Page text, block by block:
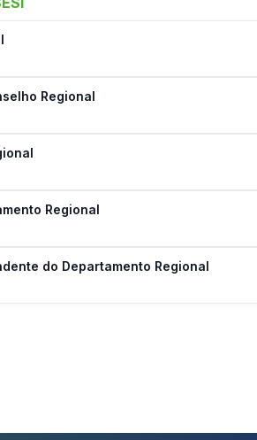
Regional
Regional
do Departamento Regional